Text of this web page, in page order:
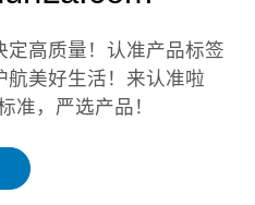
高质量！认准产品标签
美好生活！来认准啦
准，严选产品！